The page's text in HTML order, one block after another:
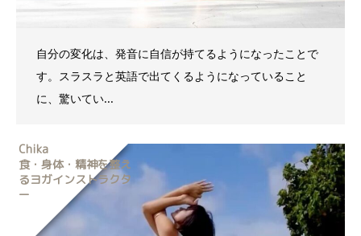
自分の変化は、発音に自信が持てるようになったことで
す。スラスラと英語で出てくるようになっていること
に、驚いてい...
Chika
食・身体・精神を整え
るヨガインストラクタ
ー